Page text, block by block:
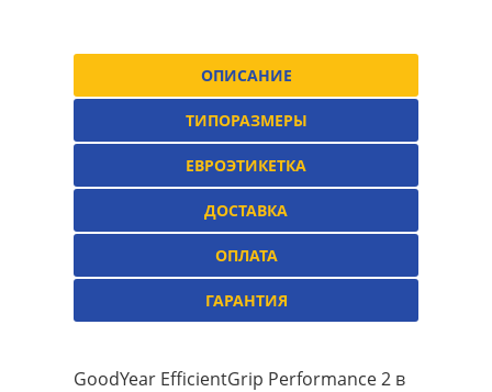
ОПИСАНИЕ
ТИПОРАЗМЕРЫ
ЕВРОЭТИКЕТКА
ДОСТАВКА
ОПЛАТА
ГАРАНТИЯ
GoodYear EfficientGrip Performance 2 в